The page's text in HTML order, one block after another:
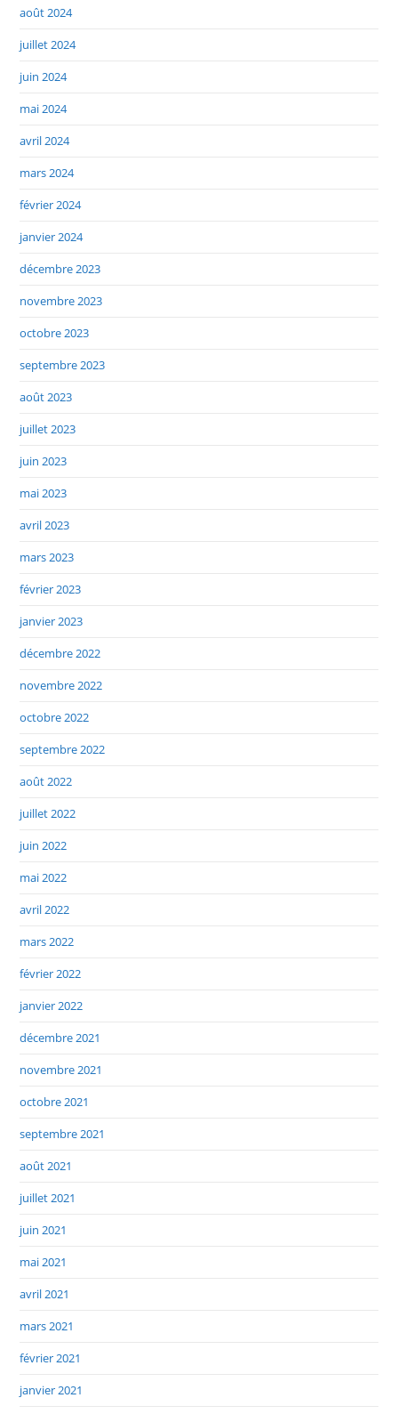
août 2024
juillet 2024
juin 2024
mai 2024
avril 2024
mars 2024
février 2024
janvier 2024
décembre 2023
novembre 2023
octobre 2023
septembre 2023
août 2023
juillet 2023
juin 2023
mai 2023
avril 2023
mars 2023
février 2023
janvier 2023
décembre 2022
novembre 2022
octobre 2022
septembre 2022
août 2022
juillet 2022
juin 2022
mai 2022
avril 2022
mars 2022
février 2022
janvier 2022
décembre 2021
novembre 2021
octobre 2021
septembre 2021
août 2021
juillet 2021
juin 2021
mai 2021
avril 2021
mars 2021
février 2021
janvier 2021